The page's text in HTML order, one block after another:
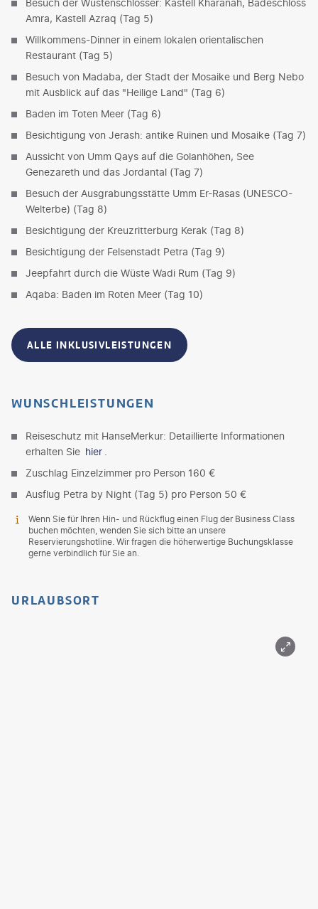
Amra, Kastell Azraq (Tag 5)
Willkommens-Dinner in einem lokalen orientalischen
Restaurant (Tag 5)
Besuch von Madaba, der Stadt der Mosaike und Berg Nebo
mit Ausblick auf das "Heilige Land" (Tag 6)
Baden im Toten Meer (Tag 6)
Besichtigung von Jerash: antike Ruinen und Mosaike (Tag 7)
Aussicht von Umm Qays auf die Golanhöhen, See
Genezareth und das Jordantal (Tag 7)
Besuch der Ausgrabungsstätte Umm Er-Rasas (UNESCO-
Welterbe) (Tag 8)
Besichtigung der Kreuzritterburg Kerak (Tag 8)
Besichtigung der Felsenstadt Petra (Tag 9)
Jeepfahrt durch die Wüste Wadi Rum (Tag 9)
Aqaba: Baden im Roten Meer (Tag 10)
ALLE INKLUSIVLEISTUNGEN
WUNSCHLEISTUNGEN
Reiseschutz mit HanseMerkur: Detaillierte Informationen
erhalten Sie hier
Zuschlag Einzelzimmer pro Person 160 €
Ausflug Petra by Night (Tag 5) pro Person 50 €
Wenn Sie für Ihren Hin- und Rückflug einen Flug der Business Class
buchen möchten, wenden Sie sich bitte an unsere
Reservierungshotline. Wir fragen die höherwertige Buchungsklasse
gerne verbindlich für Sie an.
URLAUBSORT